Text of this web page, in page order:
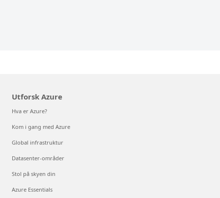
Utforsk Azure
Hva er Azure?
Kom i gang med Azure
Global infrastruktur
Datasenter-områder
Stol på skyen din
Azure Essentials